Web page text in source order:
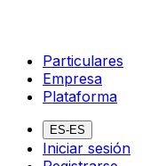
Particulares
Empresa
Plataforma
ES-ES
Iniciar sesión